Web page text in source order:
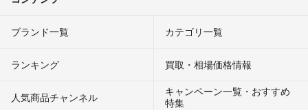
ブランド一覧 カテゴリ一覧
ランキング 買取・相場価格情報
人気商品チャンネル
キャンペーン一覧・おすすめ
特集